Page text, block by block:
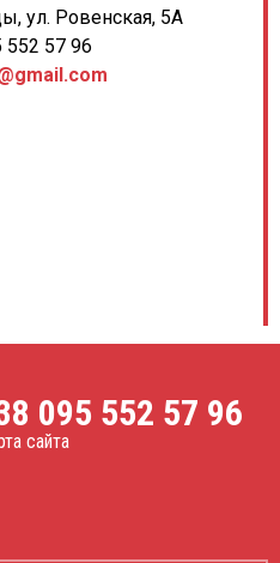
ул. Ровенская, 5А
552 57 96
095 552 57 96
сайта